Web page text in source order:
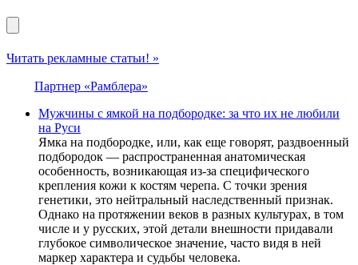
Читать рекламные статьи! »
Партнер «Рамблера»
Мужчины с ямкой на подбородке: за что их не любили
на Руси
Ямка на подбородке, или, как еще говорят, раздвоенный
подбородок — распространенная анатомическая
особенность, возникающая из-за специфического
крепления кожи к костям черепа. С точки зрения
генетики, это нейтральный наследственный признак.
Однако на протяжении веков в разных культурах, в том
числе и у русских, этой детали внешности придавали
глубокое символическое значение, часто видя в ней
маркер характера и судьбы человека.